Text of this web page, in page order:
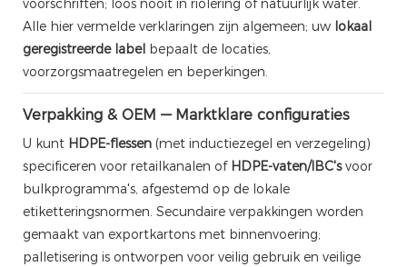
voorschriften; loos nooit in riolering of natuurlijk water.
Alle hier vermelde verklaringen zijn algemeen; uw lokaal
geregistreerde label bepaalt de locaties,
voorzorgsmaatregelen en beperkingen.
Verpakking & OEM — Marktklare configuraties
U kunt HDPE-flessen (met inductiezegel en verzegeling)
specificeren voor retailkanalen of HDPE-vaten/IBC'svoor
bulkprogramma's, afgestemd op de lokale
etiketteringsnormen. Secundaire verpakkingen worden
gemaakt van exportkartons met binnenvoering;
palletisering is ontworpen voor veilig gebruik en veilige